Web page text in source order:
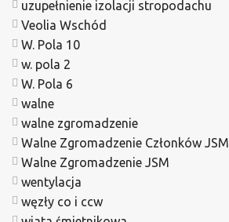
uzupełnienie izolacji stropodachu
Veolia Wschód
W. Pola 10
w. pola 2
W. Pola 6
walne
walne zgromadzenie
Walne Zgromadzenie Członków JSM
Walne Zgromadzenie JSM
wentylacja
węzły co i ccw